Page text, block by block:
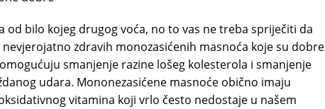
od bilo kojeg drugog voća, no to vas ne treba spriječiti da
zdravih monozasićenih masnoća koje su dobre
smanjenje razine lošeg kolesterola i smanjenje
udara. Mononezasićene masnoće obično imaju
vitamina koji vrlo često nedostaje u našem